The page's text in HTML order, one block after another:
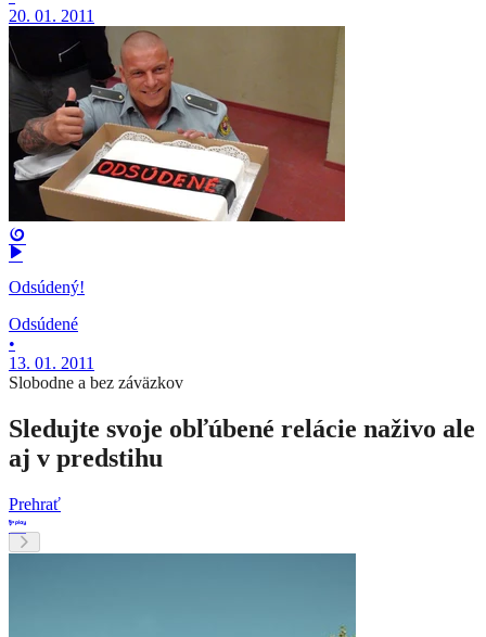
20. 01. 2011
Odsúdený!
Odsúdené
•
13. 01. 2011
Slobodne a bez záväzkov
Sledujte svoje obľúbené relácie naživo ale
aj v predstihu
Prehrať